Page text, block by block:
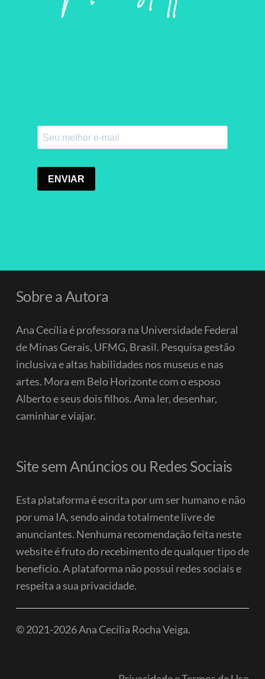
Sobre a Autora
Ana Cecília é professora na Universidade Federal
de Minas Gerais, UFMG, Brasil. Pesquisa gestão
inclusiva e altas habilidades nos museus e nas
artes. Mora em Belo Horizonte com o esposo
Alberto e seus dois filhos.Ama ler, desenhar,
caminhar e viajar.
Site sem Anúncios ou Redes Sociais
Esta plataforma é escrita por um ser humano e não
por uma IA, sendo ainda totalmente livre de
anunciantes. Nenhuma recomendação feita neste
website é fruto do recebimento de qualquer tipo de
benefício.A plataforma não possui redes sociais e
respeita a sua privacidade.
© 2021-2026 Ana Cecília Rocha Veiga.